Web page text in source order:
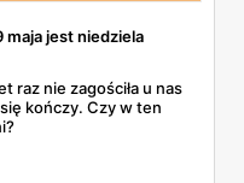
maja jest niedziela
raz nie zagościła u nas
kończy. Czy w ten